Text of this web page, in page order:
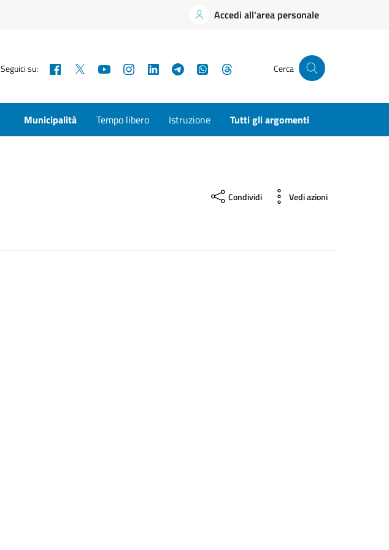
Accedi all'area personale
Seguici su: Facebook YouTubeInstagramLinkedInTelegramWhatsApp Cerca
Municipalità Tempo libero Istruzione Tutti gli argomenti
Condividi Vedi azioni